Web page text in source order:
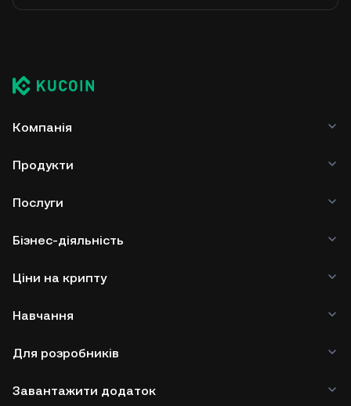
Компанія
Продукти
Послуги
Бізнес-діяльність
Ціни на крипту
Навчання
Для розробників
Завантажити додаток